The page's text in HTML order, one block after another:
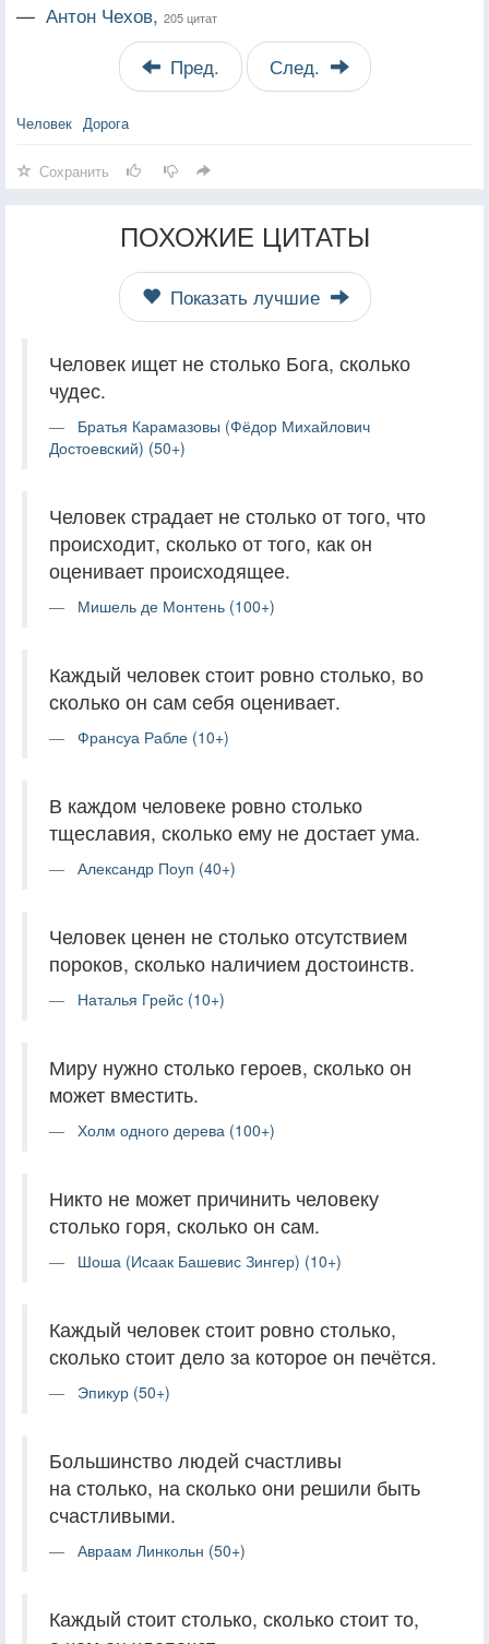
— Антон Чехов, 205 цитат
Пред. След.
Человек Дорога
Сохранить
ПОХОЖИЕ ЦИТАТЫ
Показать лучшие
Человек ищет не столько Бога, сколько
чудес.
Братья Карамазовы (Фёдор Михайлович
Достоевский) (50+)
Человек страдает не столько от того, что
происходит, сколько от того, как он
оценивает происходящее.
Мишель де Монтень (100+)
Каждый человек стоит ровно столько, во
сколько он сам себя оценивает.
Франсуа Рабле (10+)
В каждом человеке ровно столько
тщеславия, сколько ему не достает ума.
Александр Поуп (40+)
Человек ценен не столько отсутствием
пороков, сколько наличием достоинств.
Наталья Грейс (10+)
Миру нужно столько героев, сколько он
может вместить.
Холм одного дерева (100+)
Никто не может причинить человеку
столько горя, сколько он сам.
Шоша (Исаак Башевис Зингер) (10+)
Каждый человек стоит ровно столько,
сколько стоит дело за которое он печётся.
Эпикур (50+)
Большинство людей счастливы
на столько, на сколько они решили быть
счастливыми.
Авраам Линкольн (50+)
Каждый стоит столько, сколько стоит то,